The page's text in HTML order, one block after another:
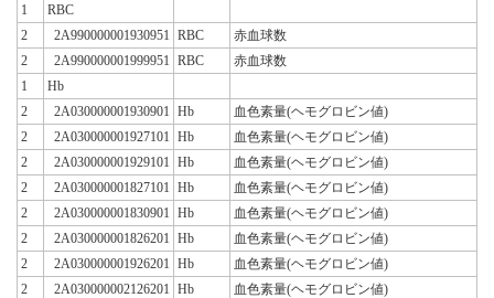
1
RBC
2
2A990000001930951 RBC
赤血球数
2
2A990000001999951 RBC
赤血球数
1
Hb
2
2A030000001930901 Hb
血色素量(ヘモグロビン値)
2
2A030000001927101 Hb
血色素量(ヘモグロビン値)
2
2A030000001929101 Hb
血色素量(ヘモグロビン値)
2
2A030000001827101 Hb
血色素量(ヘモグロビン値)
2
2A030000001830901 Hb
血色素量(ヘモグロビン値)
2
2A030000001826201 Hb
血色素量(ヘモグロビン値)
2
2A030000001926201 Hb
血色素量(ヘモグロビン値)
2
2A030000002126201 Hb
血色素量(ヘモグロビン値)